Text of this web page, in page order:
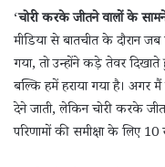
‘चोरी करके जीतने वालों के
मीडिया से बातचीत के दौरान
गया, तो उन्होंने कड़े तेवर
बल्कि हमें हराया गया है। अगर मैं
देने जाती, लेकिन चोरी करके
परिणामों की समीक्षा के लिए